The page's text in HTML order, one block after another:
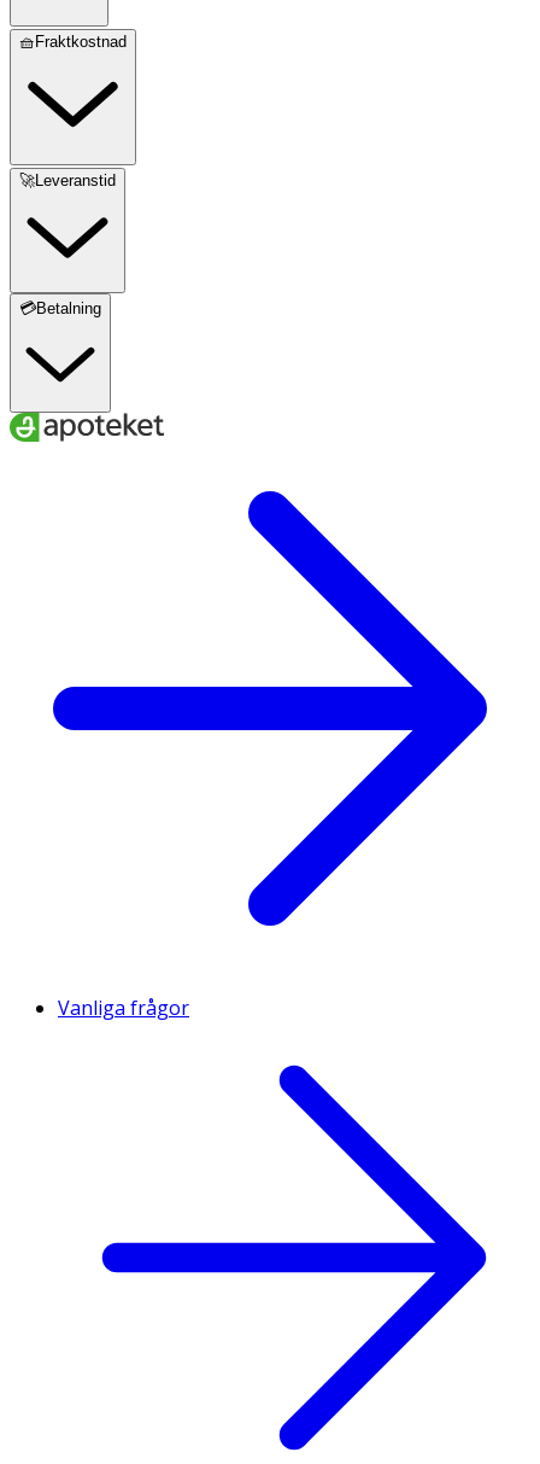
🧺Fraktkostnad
🚀Leveranstid
💳Betalning
Vanliga frågor